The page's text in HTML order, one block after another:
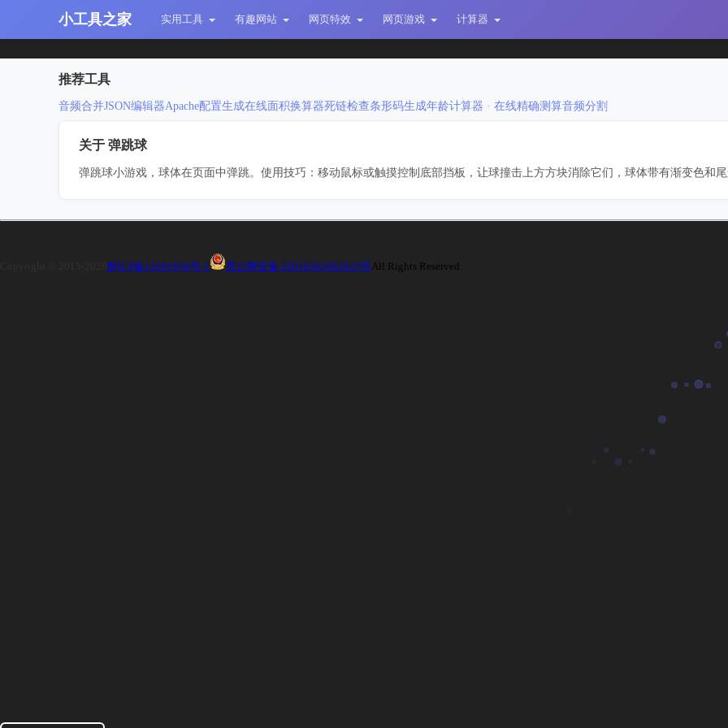
小工具之家 实用工具 有趣网站 网页特效 网页游戏 计算器
推荐工具
音频合并JSON编辑器Apache配置生成在线面积换算器死链检查条形码生成年龄计算器 · 在线精确测算音频分割
关于 弹跳球
弹跳球小游戏，球体在页面中弹跳。使用技巧：移动鼠标或触摸控制底部挡板，让球撞击上方方块消除它们，球体带有渐变色和
黔ICP备13001959号-1 贵公网安备 52010302002423号All Rights Reserved.